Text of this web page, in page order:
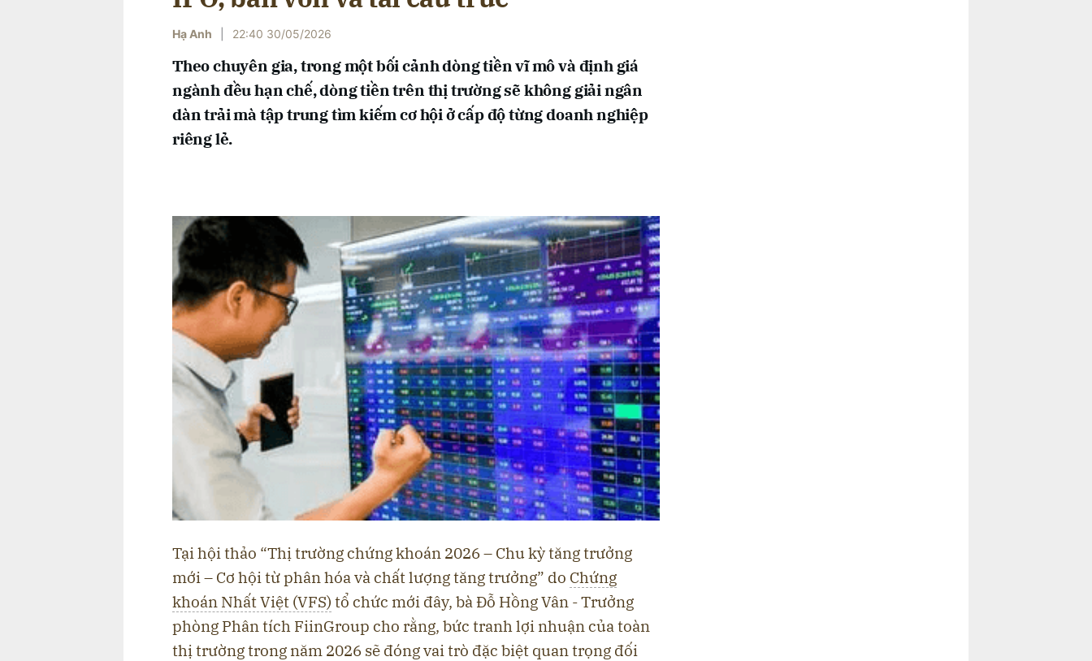
Hạ Anh 22:40 30/05/2026
Theo chuyên gia, trong một bối cảnh dòng tiền vĩ mô và định giá
ngành đều hạn chế, dòng tiền trên thị trường sẽ không giải ngân
dàn trải mà tập trung tìm kiếm cơ hội ở cấp độ từng doanh nghiệp
riêng lẻ.
Tại hội thảo “Thị trường chứng khoán 2026 – Chu kỳ tăng trưởng
mới – Cơ hội từ phân hóa và chất lượng tăng trưởng” do Chứng
khoán Nhất Việt (VFS) tổ chức mới đây, bà Đỗ Hồng Vân - Trưởng
phòng Phân tích FiinGroup cho rằng, bức tranh lợi nhuận của toàn
thị trường trong năm 2026 sẽ đóng vai trò đặc biệt quan trọng đối